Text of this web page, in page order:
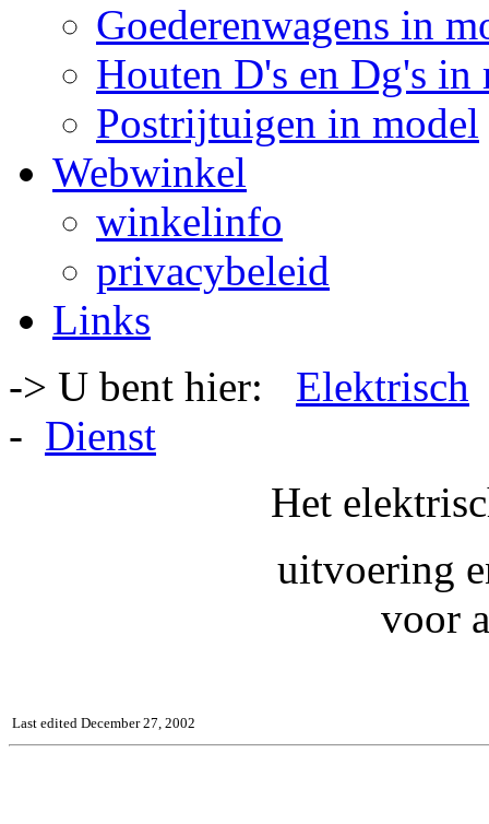
Goederenwagens in
Houten D's en Dg's in
Postrijtuigen in model
Webwinkel
winkelinfo
privacybeleid
Links
-> U bent hier: Elektrisch
- Dienst
Het
uitvoering
voor
Last edited December 27, 2002